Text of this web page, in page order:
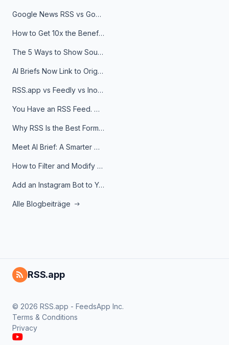
Google News RSS vs Google Alerts: Which Is Better for News Monitoring?
How to Get 10x the Benefits of Google Alerts
The 5 Ways to Show Sources in Your AI Brief, And When to Use Each
AI Briefs Now Link to Original Sources. Here's Why It Matters
RSS.app vs Feedly vs Inoreader: Which One Is Actually Right for You?
You Have an RSS Feed. Now What?
Why RSS Is the Best Format for AI Agents in 2026
Meet AI Brief: A Smarter Way to Stay on Top of Information
How to Filter and Modify RSS Feeds
Add an Instagram Bot to Your Telegram Channel, Group, or Topic
Alle Blogbeiträge
RSS.app
© 2026 RSS.app - FeedsApp Inc.
Terms & Conditions
Privacy